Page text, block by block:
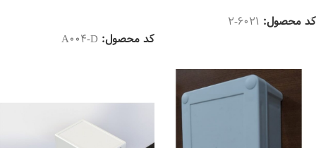
کد محصول: 6021-2
کد محصول: A004-D